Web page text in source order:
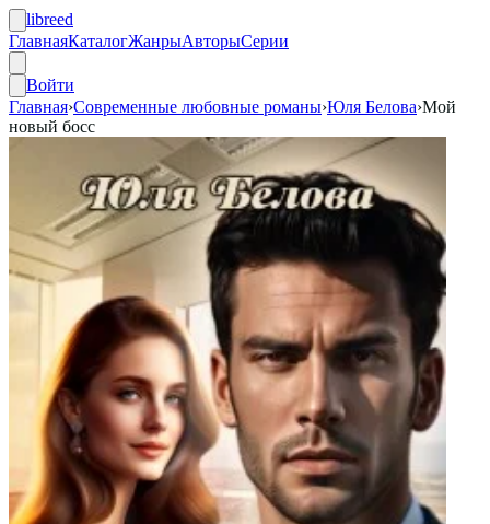
libreed
ГлавнаяКаталогЖанрыАвторыСерии
Войти
Главная›Современные любовные романы›Юля Белова›Мой
новый босс